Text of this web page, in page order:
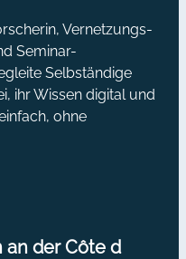
Vernetzungs-
Seminar-
Selbständige
ihr Wissen digital und
ohne
an der Côte d